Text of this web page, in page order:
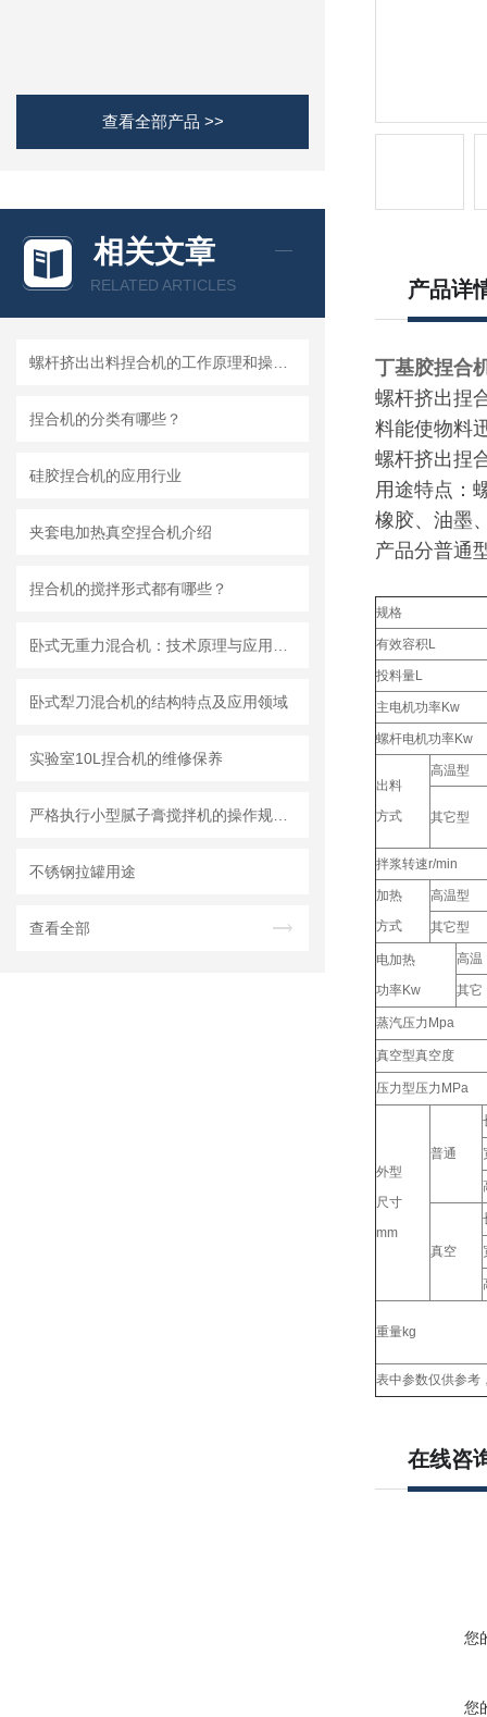
查看全部产品 >>
相关文章
RELATED ARTICLES
捏合机的分类有哪些？
硅胶捏合机的应用行业
夹套电加热真空捏合机介绍
捏合机的搅拌形式都有哪些？
卧式犁刀混合机的结构特点及应用领域
实验室10L捏合机的维修保养
不锈钢拉罐用途
查看全部
产品详
丁基胶捏合
螺杆挤出捏
料能使物料
螺杆挤出捏
用途特点：
橡胶、油墨
产品分普通
规格
有效容积L
投料量L
主电机功率Kw
螺杆电机功率Kw
出料
方式
高温型
其它型
拌浆转速r/min
加热
方式
高温型
其它型
电加热
功率Kw
高温
其它
蒸汽压力Mpa
真空型真空度
压力型压力MPa
外型
尺寸
mm
普通
真空
重量kg
表中参数仅供参考
在线咨
您
您